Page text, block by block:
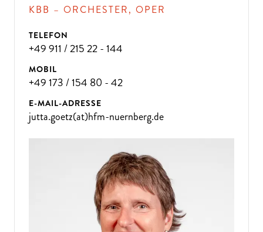
KBB – ORCHESTER, OPER
TELEFON
+49 911 / 215 22 - 144
MOBIL
+49 173 / 154 80 - 42
E-MAIL-ADRESSE
jutta.goetz(at)hfm-nuernberg.de